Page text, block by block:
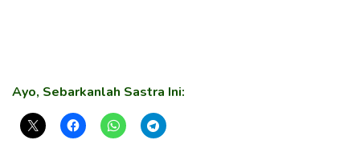
Ayo, Sebarkanlah Sastra Ini: